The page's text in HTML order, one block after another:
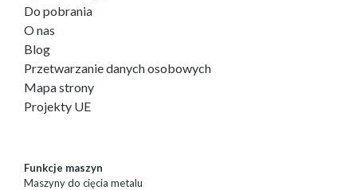
Do pobrania
O nas
Blog
Przetwarzanie danych osobowych
Mapa strony
Projekty UE
Funkcje maszyn
Maszyny do cięcia metalu